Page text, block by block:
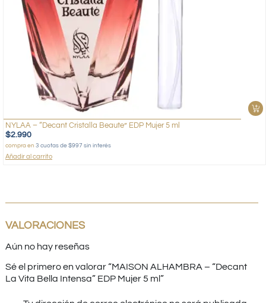
NYLAA – “Decant Cristalla Beaute” EDP Mujer 5 ml
$2.990
compra en 3 cuotas de $997 sin interés
Añadir al carrito
VALORACIONES
Aún no hay reseñas
Sé el primero en valorar “MAISON ALHAMBRA – “Decant
La Vita Bella Intensa” EDP Mujer 5 ml”